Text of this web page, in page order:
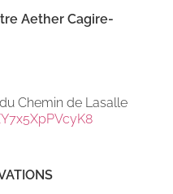
Aether Cagire-
Chemin de Lasalle